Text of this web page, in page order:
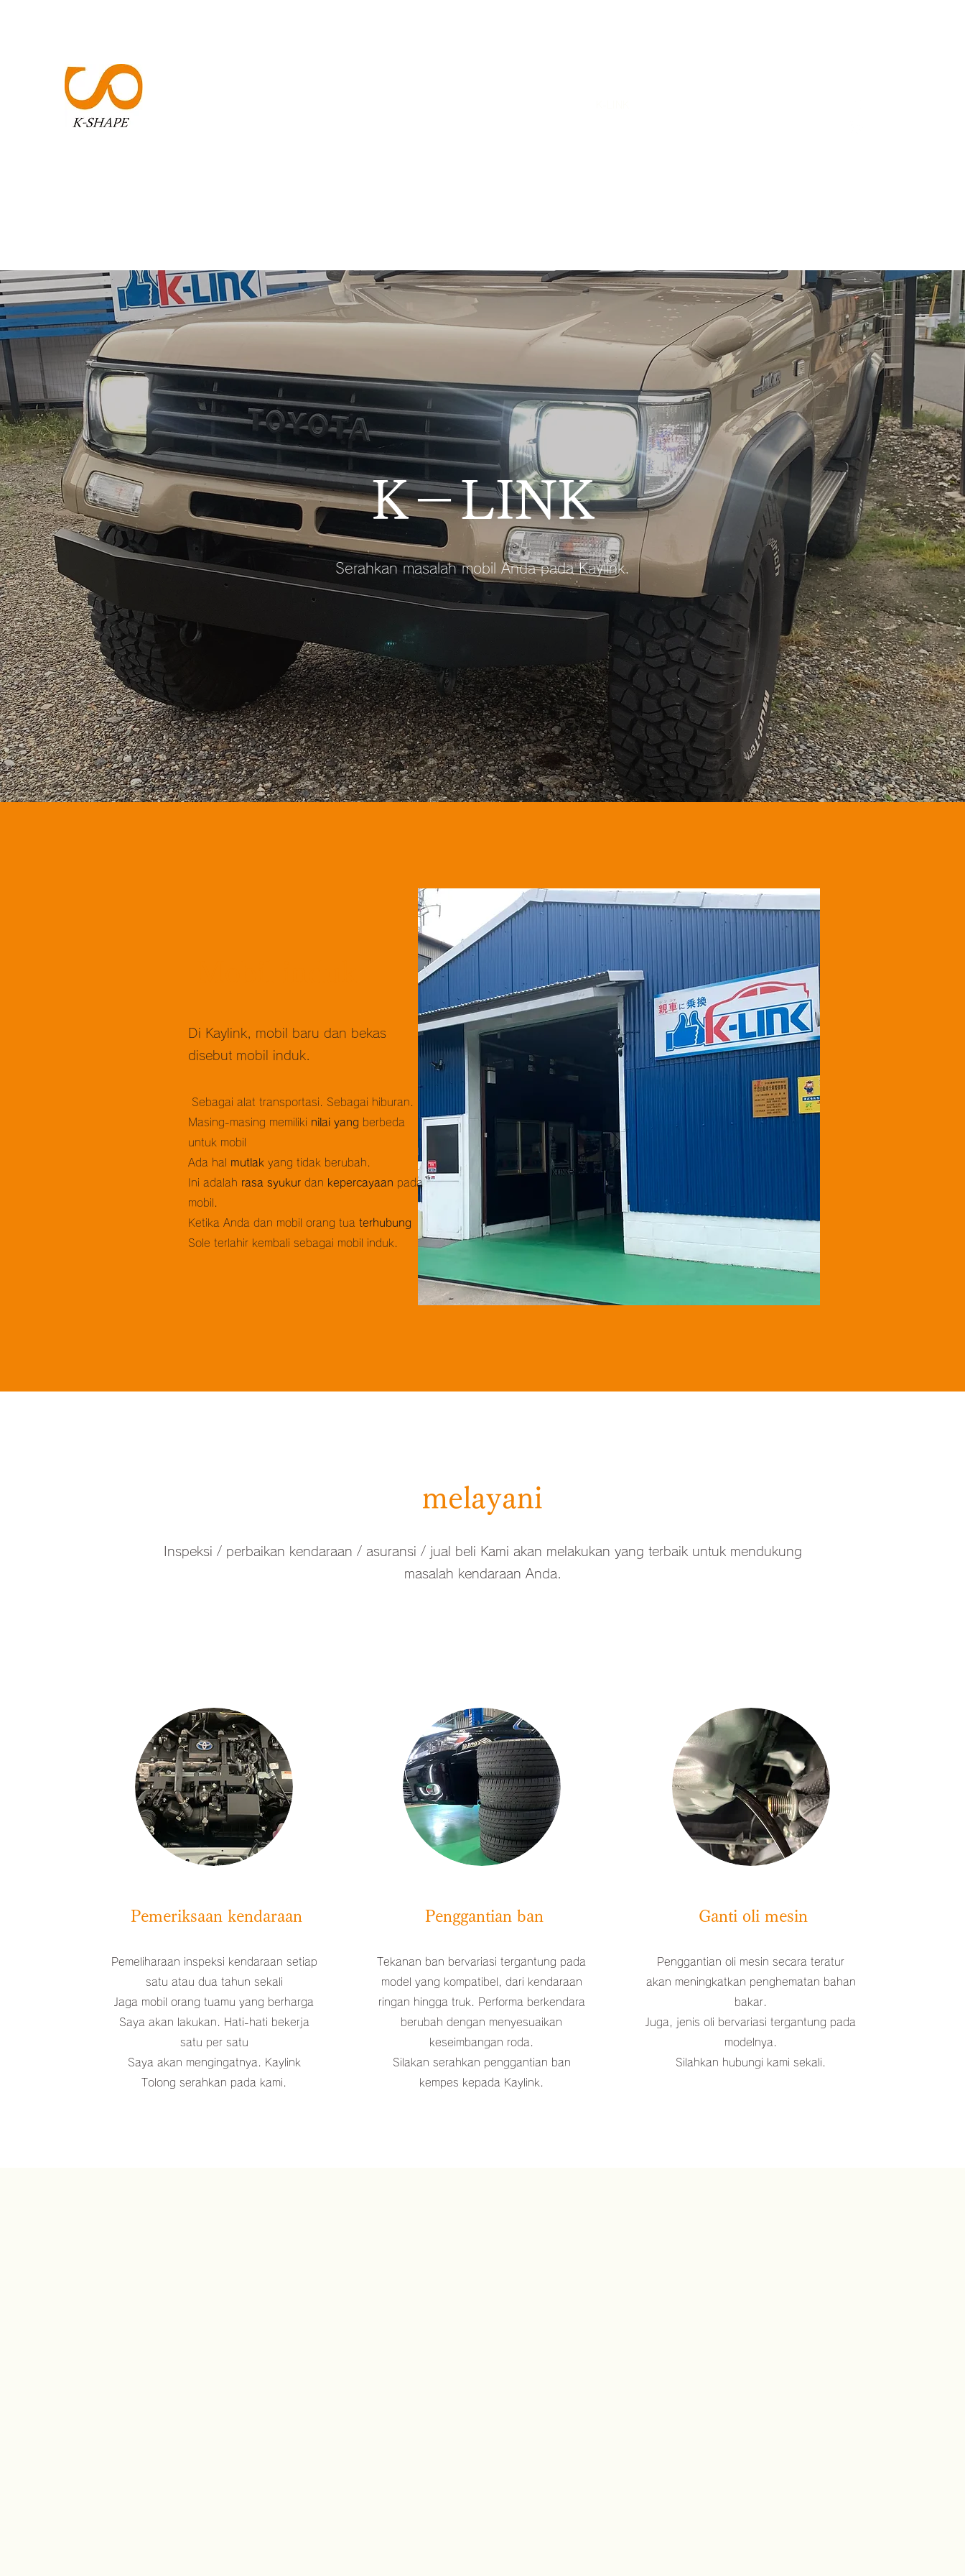
​​K－LINK
Serahkan masalah mobil Anda pada Kaylink.
Di Kaylink, mobil baru dan bekas
disebut mobil induk.
​​ Sebagai alat transportasi. Sebagai hiburan.
Masing-masing memiliki nilai yang berbeda
untuk mobil
Ada hal mutlak yang tidak berubah.
Ini adalah rasa syukur dan kepercayaan pada
mobil.
Ketika Anda dan mobil orang tua terhubung
​Sole terlahir kembali sebagai mobil induk.
melayani
Inspeksi / perbaikan kendaraan / asuransi / jual beli Kami akan melakukan yang terbaik untuk mendukung
masalah kendaraan Anda.
​​ Pemeriksaan kendaraan
Pemeliharaan inspeksi kendaraan setiap
satu atau dua tahun sekali
Jaga mobil orang tuamu yang berharga
Saya akan lakukan. Hati-hati bekerja
satu per satu
Saya akan mengingatnya. Kaylink
Tolong serahkan pada kami.
​​ Penggantian ban
Tekanan ban bervariasi tergantung pada
model yang kompatibel, dari kendaraan
ringan hingga truk. Performa berkendara
berubah dengan menyesuaikan
keseimbangan roda.
Silakan serahkan penggantian ban
kempes kepada Kaylink.
​​ Ganti oli mesin
Penggantian oli mesin secara teratur
akan meningkatkan penghematan bahan
bakar.
Juga, jenis oli bervariasi tergantung pada
modelnya.
Silahkan hubungi kami sekali.